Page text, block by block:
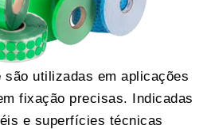
são utilizadas em aplicações
fixação precisas. Indicadas
e superfícies técnicas